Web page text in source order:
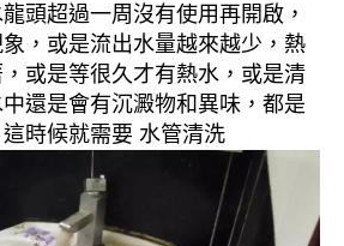
頭超過一周沒有使用再開啟，
，或是流出水量越來越少，熱
或是等很久才有熱水，或是清
還是會有沉澱物和異味，都是
時候就需要 水管清洗